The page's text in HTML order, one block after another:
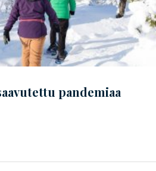
pandemiaa